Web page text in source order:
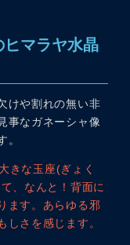
マラヤ水晶
けや割れの無い非
事なガネーシャ像
。
きな玉座(ぎょく
、なんと！背面に
ます。あらゆる邪
さを感じます。